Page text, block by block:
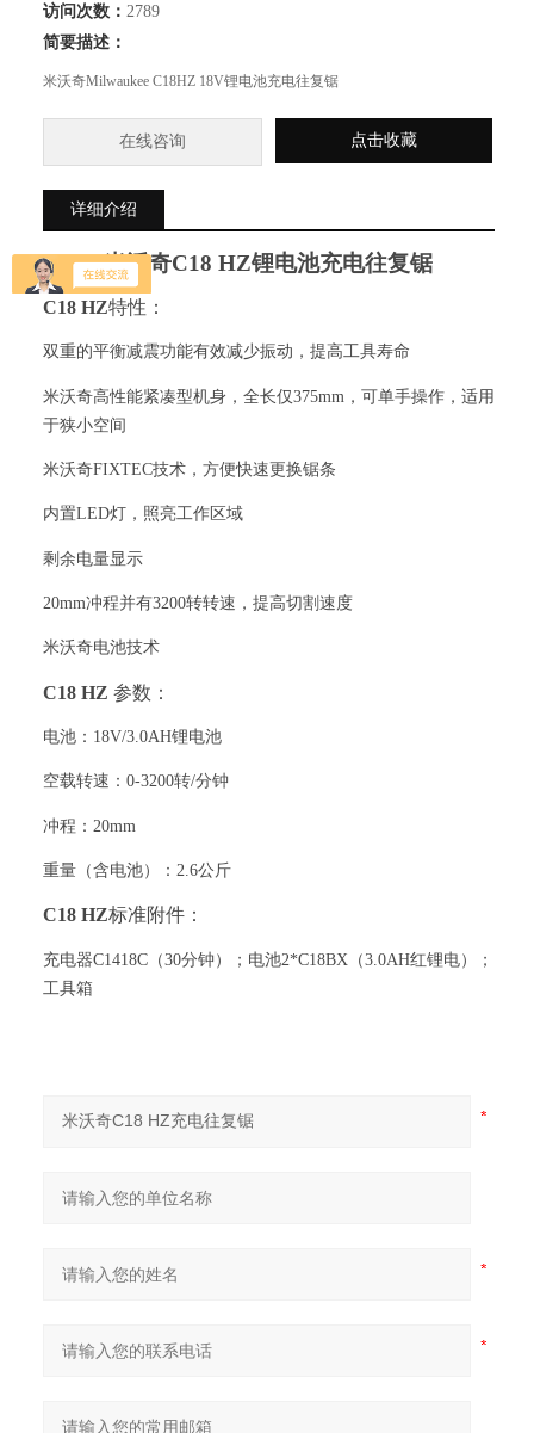
访问次数： 2789
简要描述：
米沃奇Milwaukee C18HZ 18V锂电池充电往复锯
在线咨询 点击收藏
详细介绍
米沃奇C18 HZ锂电池充电往复锯
C18 HZ特性：
双重的平衡减震功能有效减少振动，提高工具寿命
米沃奇高性能紧凑型机身，全长仅375mm ，可单手操作，适用
于狭小空间
米沃奇FIXTEC技术，方便快速更换锯条
内置LED灯，照亮工作区域
剩余电量显示
20mm冲程并有3200转转速，提高切割速度
米沃奇电池技术
C18 HZ 参数：
电池： 18V/3.0AH锂电池
空载转速： 0-3200转/分钟
冲程： 20mm
重量（含电池）： 2.6公斤
C18 HZ标准附件：
充电器C1418C（30分钟）；电池2*C18BX （3.0AH红锂电）；
工具箱